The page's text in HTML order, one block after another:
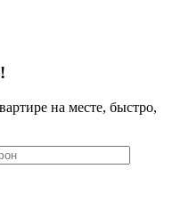
на месте, быстро,